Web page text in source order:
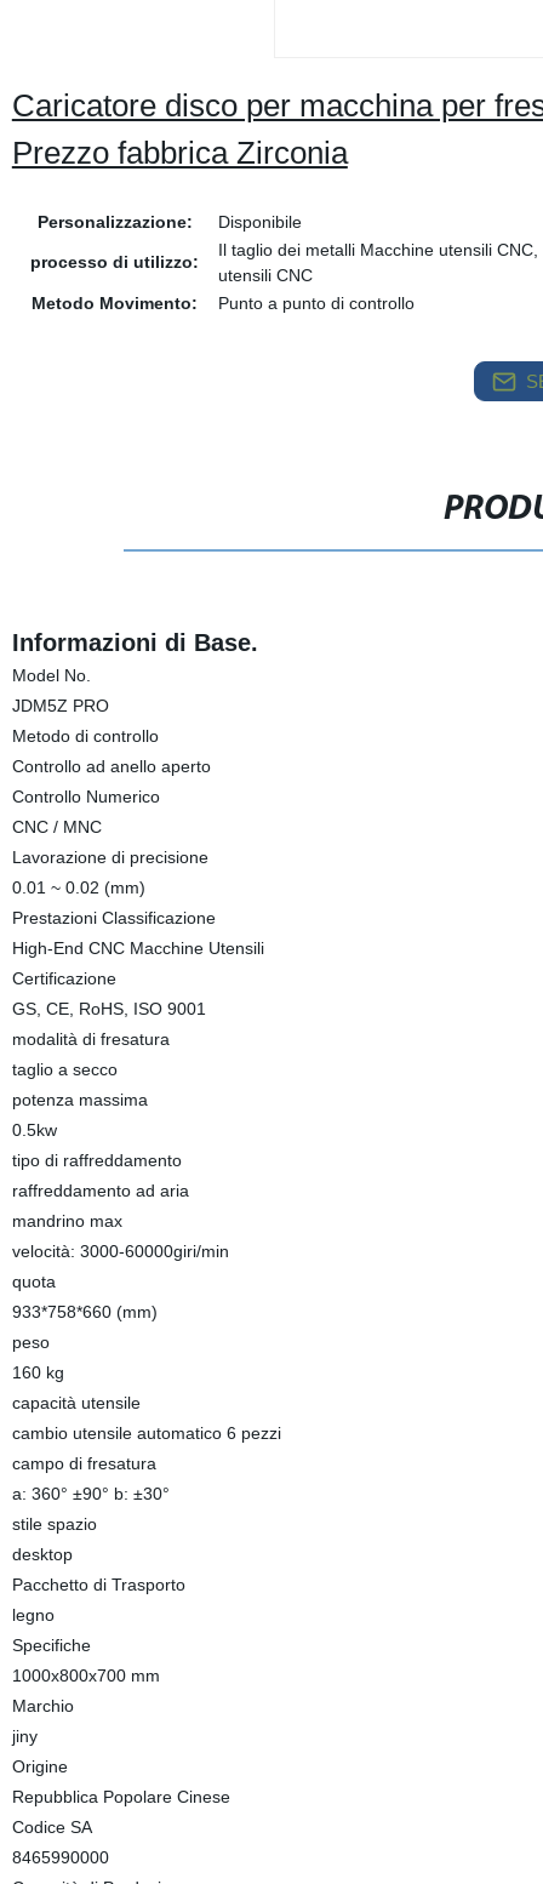
Caricatore disco per macchina per
Prezzo fabbrica Zirconia
Personalizzazione: Disponibile
processo di utilizzo:
Il taglio dei metalli Macchine utensili
utensili CNC
Metodo Movimento:
Punto a punto di controllo
Informazioni di Base.
Model No.
JDM5Z PRO
Metodo di controllo
Controllo ad anello aperto
Controllo Numerico
CNC / MNC
Lavorazione di precisione
0.01 ~ 0.02 (mm)
Prestazioni Classificazione
High-End CNC Macchine Utensili
Certificazione
GS, CE, RoHS, ISO 9001
modalità di fresatura
taglio a secco
potenza massima
0.5kw
tipo di raffreddamento
raffreddamento ad aria
mandrino max
velocità: 3000-60000giri/min
quota
933*758*660 (mm)
peso
160 kg
capacità utensile
cambio utensile automatico 6 pezzi
campo di fresatura
a: 360° ±90° b: ±30°
stile spazio
desktop
Pacchetto di Trasporto
legno
Specifiche
1000x800x700 mm
Marchio
jiny
Origine
Repubblica Popolare Cinese
Codice SA
8465990000